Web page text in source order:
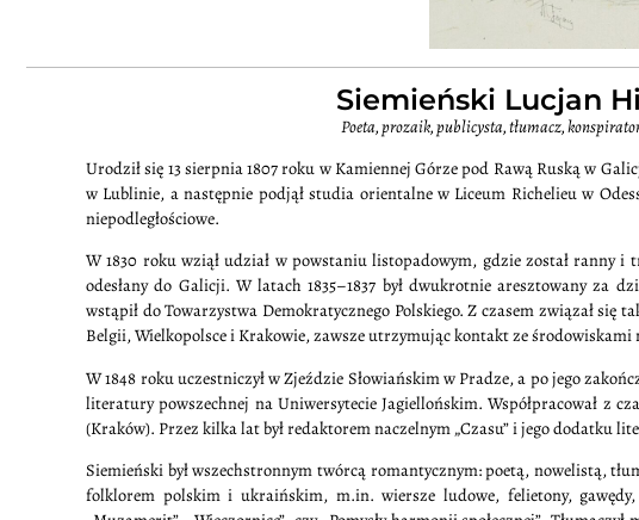
Siemieński Lucjan
Poeta, prozaik, publicysta, tłumacz,
Urodził się 13 sierpnia 1807 roku w Kamiennej Górze pod Rawą Ruską w
w Lublinie, a następnie podjął studia orientalne w Liceum Richelieu w
niepodległościowe.
W 1830 roku wziął udział w powstaniu listopadowym, gdzie został ranny
odesłany do Galicji. W latach 1835–1837 był dwukrotnie aresztowany za
wstąpił do Towarzystwa Demokratycznego Polskiego. Z czasem związał się
Belgii, Wielkopolsce i Krakowie, zawsze utrzymując kontakt ze środowiskami
W 1848 roku uczestniczył w Zjeździe Słowiańskim w Pradze, a po jego
literatury powszechnej na Uniwersytecie Jagiellońskim. Współpracował z
(Kraków). Przez kilka lat był redaktorem naczelnym „Czasu” i jego dodatku
Siemieński był wszechstronnym twórcą romantycznym: poetą, nowelistą,
folklorem polskim i ukraińskim, m.in. wiersze ludowe, felietony,